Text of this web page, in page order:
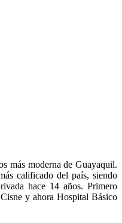
más moderna de Guayaquil.
calificado del país, siendo
hace 14 años. Primero
y ahora Hospital Básico